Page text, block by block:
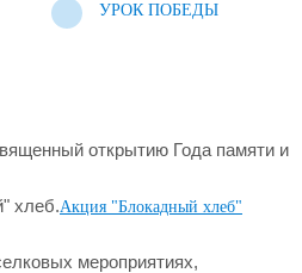
УРОК ПОБЕДЫ
открытию Года памяти и
хлеб.Акция "Блокадный хлеб"
мероприятиях,